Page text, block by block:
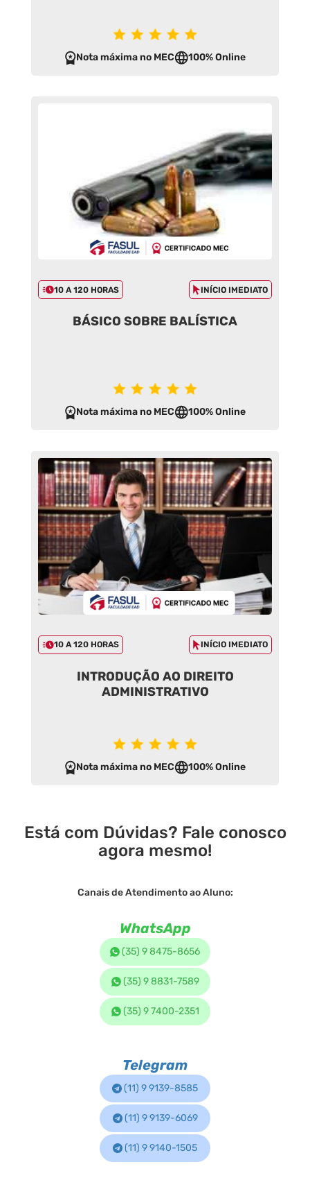
Nota máxima no MEC 100% Online
10 A 120 HORAS INÍCIO IMEDIATO
BÁSICO SOBRE BALÍSTICA
Nota máxima no MEC 100% Online
10 A 120 HORAS INÍCIO IMEDIATO
INTRODUÇÃO AO DIREITO
ADMINISTRATIVO
Nota máxima no MEC 100% Online
Está com Dúvidas? Fale conosco
agora mesmo!
Canais de Atendimento ao Aluno:
WhatsApp
(35) 9 8475-8656
(35) 9 8831-7589
(35) 9 7400-2351
Telegram
(11) 9 9139-8585
(11) 9 9139-6069
(11) 9 9140-1505